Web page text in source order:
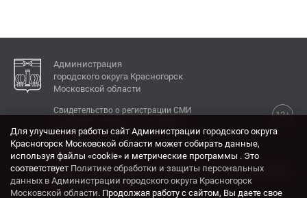
Администрация
городского округа Красногорск
Московской области
12+
Свидетельство о регистрации СМИ
КОНТАКТЫ
Адрес: 143404, Московская область, г. Красногорск,
ул. Ленина, дом 4.
Для улучшения работы сайт Администрации городского округа
Красногорск Московской области может собирать данные,
используя файлы «cookie» и метрические программы . Это
соответствует Политике обработки и защиты персональных
данных в Администрации городского округа Красногорск
Московской области. Продолжая работу с сайтом, Вы даете свое